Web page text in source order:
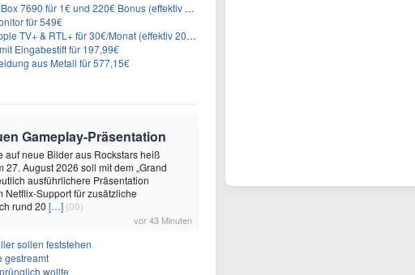
1€ und 220€ Bonus (effektiv ab 19,74€/Monat)
für 549€
& RTL+ für 30€/Monat (effektiv 20,83€/Monat)
Eingabestift für 197,99€
aus Metall für 577,15€
Gameplay-Präsentation
auf neue Bilder aus Rockstars heiß
August 2026 soll mit dem „Grand
ausführlichere Präsentation
Support für zusätzliche
rund 20 […] (00)
vor 43 Minuten
sollen feststehen
gestreamt
wollte